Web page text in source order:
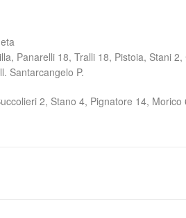
Panarelli 18, Tralli 18, Pistoia, Stani
Santarcangelo P.
2, Stano 4, Pignatore 14, Morico